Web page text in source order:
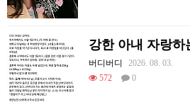
강한 아내 자랑하
버디버디
2026. 08. 03.
572
0